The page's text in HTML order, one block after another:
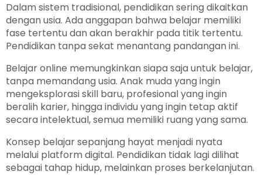
Dalam sistem tradisional, pendidikan sering dikaitkan
dengan usia. Ada anggapan bahwa belajar memiliki
fase tertentu dan akan berakhir pada titik tertentu.
Pendidikan tanpa sekat menantang pandangan ini.
Belajar online memungkinkan siapa saja untuk belajar,
tanpa memandang usia. Anak muda yang ingin
mengeksplorasi skill baru, profesional yang ingin
beralih karier, hingga individu yang ingin tetap aktif
secara intelektual, semua memiliki ruang yang sama.
Konsep belajar sepanjang hayat menjadi nyata
melalui platform digital. Pendidikan tidak lagi dilihat
sebagai tahap hidup, melainkan proses berkelanjutan.